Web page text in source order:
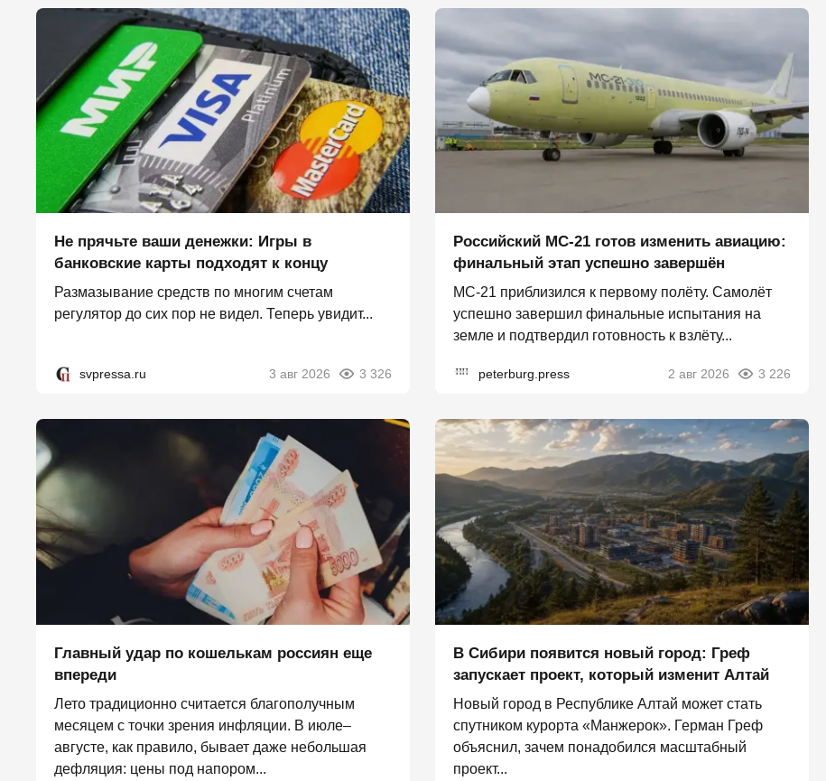
Не прячьте ваши денежки: Игры в
банковские карты подходят к концу
Размазывание средств по многим счетам
регулятор до сих пор не видел. Теперь увидит...
svpressa.ru 3 авг 2026 3 326
Российский МС-21 готов изменить авиацию:
финальный этап успешно завершён
МС-21 приблизился к первому полёту. Самолёт
успешно завершил финальные испытания на
земле и подтвердил готовность к взлёту...
peterburg.press 2 авг 2026 3 226
Главный удар по кошелькам россиян еще
впереди
Лето традиционно считается благополучным
месяцем с точки зрения инфляции. В июле–
августе, как правило, бывает даже небольшая
дефляция: цены под напором...
В Сибири появится новый город: Греф
запускает проект, который изменит Алтай
Новый город в Республике Алтай может стать
спутником курорта «Манжерок». Герман Греф
объяснил, зачем понадобился масштабный
проект...